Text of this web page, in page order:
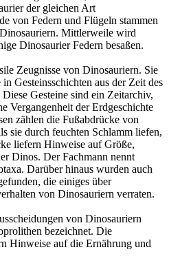
der gleichen Art
von Federn und Flügeln stammen
Mittlerweile wird
Dinosaurier Federn besaßen.
Zeugnisse von Dinosauriern. Sie
Gesteinsschichten aus der Zeit des
Gesteine sind ein Zeitarchiv,
Vergangenheit der Erdgeschichte
zählen die Fußabdrücke von
sie durch feuchten Schlamm liefen,
liefern Hinweise auf Größe,
Dinos. Der Fachmann nennt
Darüber hinaus wurden auch
die einiges über
von Dinosauriern verraten.
von Dinosauriern
bezeichnet. Die
Hinweise auf die Ernährung und